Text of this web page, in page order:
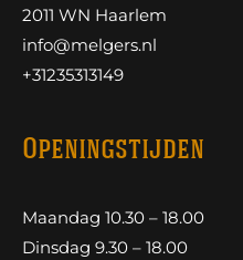
2011 WN Haarlem
info@melgers.nl
+31235313149
Openingstijden
Maandag 10.30 – 18.00
Dinsdag 9.30 – 18.00